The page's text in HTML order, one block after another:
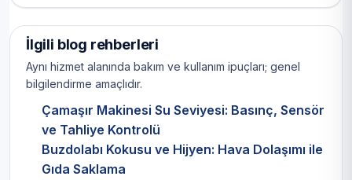
İlgili blog rehberleri
Aynı hizmet alanında bakım ve kullanım ipuçları; genel
bilgilendirme amaçlıdır.
Çamaşır Makinesi Su Seviyesi: Basınç, Sensör
ve Tahliye Kontrolü
Buzdolabı Kokusu ve Hijyen: Hava Dolaşımı ile
Gıda Saklama